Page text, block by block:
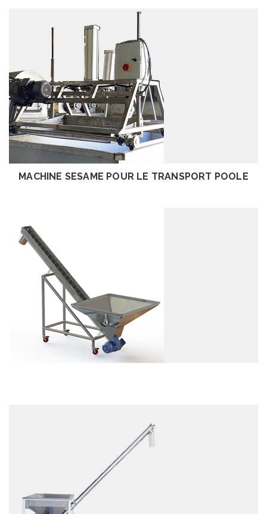
EXAMEN
MACHINE SESAME POUR LE TRANSPORT POOLE
EXAMEN